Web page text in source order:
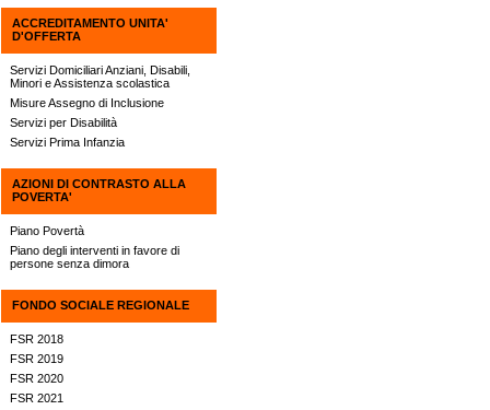
ACCREDITAMENTO UNITA'
D'OFFERTA
Servizi Domiciliari Anziani, Disabili,
Minori e Assistenza scolastica
Misure Assegno di Inclusione
Servizi per Disabilità
Servizi Prima Infanzia
AZIONI DI CONTRASTO ALLA
POVERTA'
Piano Povertà
Piano degli interventi in favore di
persone senza dimora
FONDO SOCIALE REGIONALE
FSR 2018
FSR 2019
FSR 2020
FSR 2021